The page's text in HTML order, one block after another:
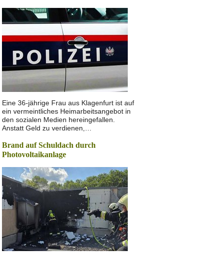
Eine 36-jährige Frau aus Klagenfurt ist auf
ein vermeintliches Heimarbeitsangebot in
den sozialen Medien hereingefallen.
Anstatt Geld zu verdienen,…
Brand auf Schuldach durch
Photovoltaikanlage